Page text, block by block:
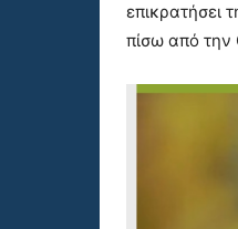
επικρατήσει
πίσω από την